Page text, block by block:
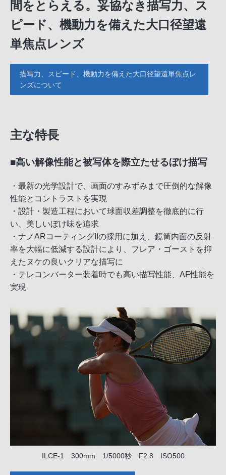
間をとらえる。妥協なき描写力、ス
ピード、機動力を備えた大口径望遠
単焦点レンズ
描写力、スピード、機動力を備えた大口径望遠単焦点レ
ンズについて
主な特長
■高い解像性能と被写体を際立たせるぼけ描写
・最新の光学設計で、画面のすみずみまで圧倒的な解像
性能とコントラストを実現
・設計・製造工程において球面収差調整を徹底的に行
い、美しいぼけ味を追求
・ナノARコーティングIIの採用に加え、鏡筒内面の反射
率を大幅に低減する設計により、フレア・ゴーストを抑
えたヌケの良いクリアな描写に
・テレコンバーター装着時でも高い描写性能、AF性能を
実現
ILCE-1 300mm 1/5000秒 F2.8 ISO500